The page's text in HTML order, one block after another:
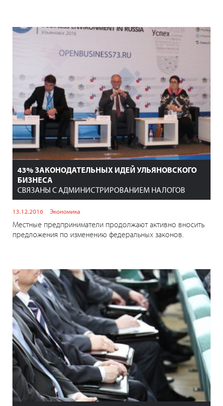
43% ЗАКОНОДАТЕЛЬНЫХ ИДЕЙ УЛЬЯНОВСКОГО
БИЗНЕСА
СВЯЗАНЫ С АДМИНИСТРИРОВАНИЕМ НАЛОГОВ
13.12.2016 Экономика
Местные предприниматели продолжают активно вносить
предложения по изменению федеральных законов.